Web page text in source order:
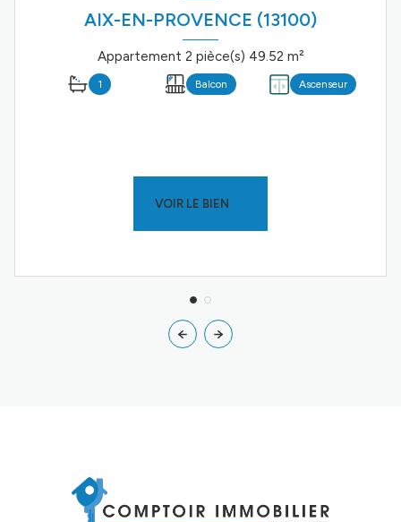
AIX-EN-PROVENCE (13100)
Appartement 2 pièce(s) 49.52 m²
1 Balcon Ascenseur
VOIR LE BIEN